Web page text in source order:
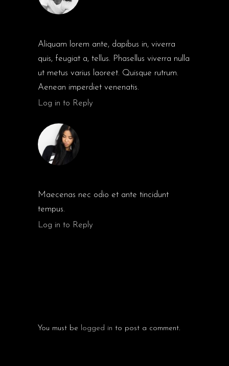
Aliquam lorem ante, dapibus in, viverra
quis, feugiat a, tellus. Phasellus viverra nulla
ut metus varius laoreet. Quisque rutrum.
Aenean imperdiet venenatis.
Log in to Reply
Maecenas nec odio et ante tincidunt
tempus.
Log in to Reply
You must be logged in to post a comment.